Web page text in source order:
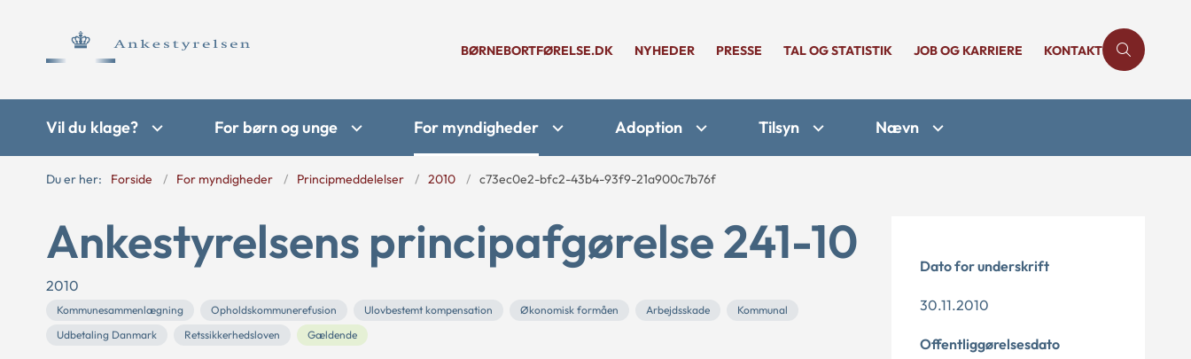
BØRNEBORTFØRELSE.DK NYHEDER PRESSE TAL OG STATISTIK JOB OG KARRIERE KONTAKT
Vil du klage? For børn og unge For myndigheder Adoption Tilsyn Nævn
Du er her: Forside For myndigheder Principmeddelelser 2010 c73ec0e2-bfc2-43b4-93f9-21a900c7b76f
Ankestyrelsens principafgørelse 241-10
2010
Kommunesammenlægning Opholdskommunerefusion Ulovbestemt kompensation Økonomisk formåen Arbejdsskade
Kommunal
Udbetaling Danmark
Retssikkerhedsloven Gældende
Dato for underskrift
30.11.2010
Offentliggørelsesdato